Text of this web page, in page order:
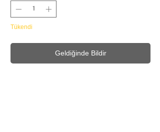
Tükendi
Geldiğinde Bildir